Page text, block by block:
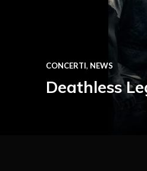
CONCERTI, NEWS
Deathless